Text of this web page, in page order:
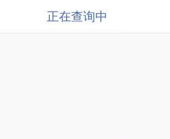
正在查询中